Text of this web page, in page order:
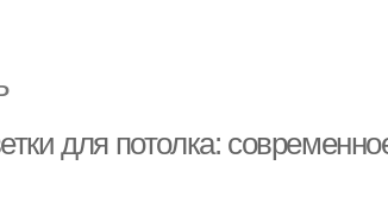
для потолка: